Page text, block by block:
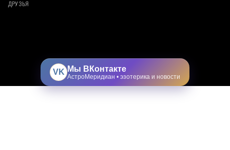
ДРУЗЬЯ
VK Мы ВКонтакте
АстроМеридиан • эзотерика и новости